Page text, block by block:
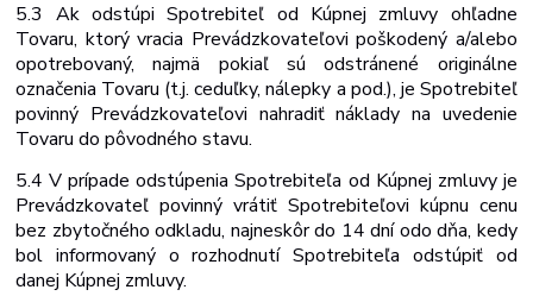
5.3 Ak odstúpi Spotrebiteľ od Kúpnej zmluvy ohľadne
Tovaru, ktorý vracia Prevádzkovateľovi poškodený a/alebo
opotrebovaný, najmä pokiaľ sú odstránené originálne
označenia Tovaru (t.j. ceduľky, nálepky a pod.), je Spotrebiteľ
povinný Prevádzkovateľovi nahradiť náklady na uvedenie
Tovaru do pôvodného stavu.
5.4 V prípade odstúpenia Spotrebiteľa od Kúpnej zmluvy je
Prevádzkovateľ povinný vrátiť Spotrebiteľovi kúpnu cenu
bez zbytočného odkladu, najneskôr do 14 dní odo dňa, kedy
bol informovaný o rozhodnutí Spotrebiteľa odstúpiť od
danej Kúpnej zmluvy.